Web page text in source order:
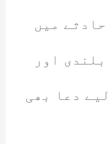
میں
اور
دعا بھی